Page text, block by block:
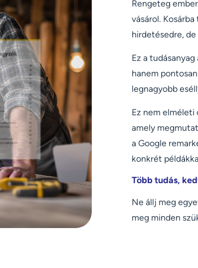
Rengeteg
vásárol.
hirdetésedre,
Ez a
hanem
legnagyobb
Ez nem elméleti
amely
a Google
konkrét
Több tudás,
Ne állj meg
meg minden